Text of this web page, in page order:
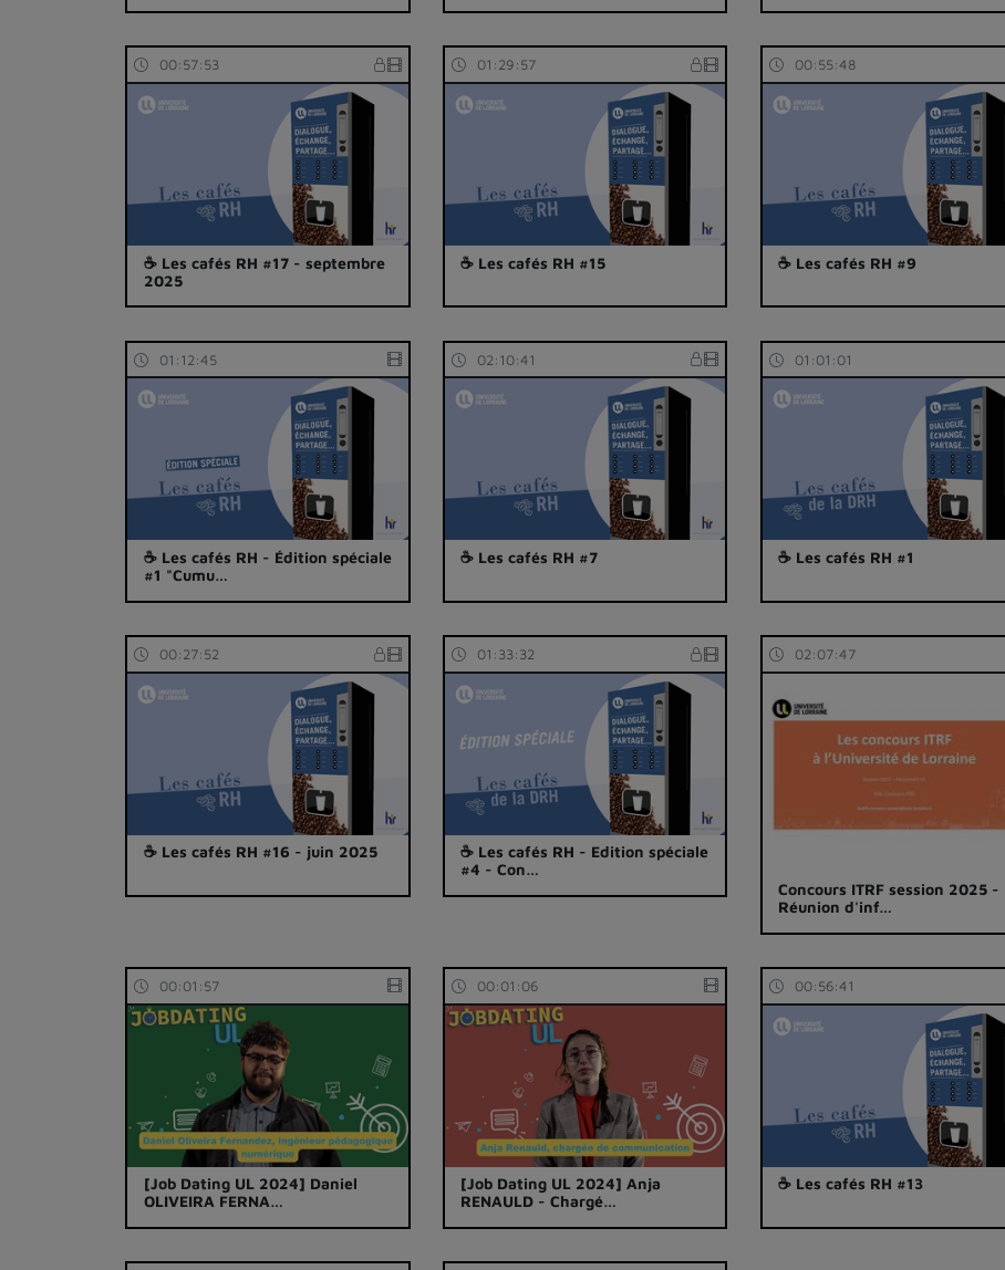
00:57:53
☕ Les cafés RH #17 - septembre
2025
01:29:57
☕ Les cafés RH #15
00:55:48
☕ Les cafés RH #9
01:12:45
☕ Les cafés RH - Édition spéciale
#1 "Cumu…
02:10:41
☕ Les cafés RH #7
01:01:01
☕ Les cafés RH #1
00:27:52
☕ Les cafés RH #16 - juin 2025
01:33:32
☕ Les cafés RH - Edition spéciale
#4 - Con…
02:07:47
Concours ITRF session 2025 -
Réunion d'inf…
00:01:57
[Job Dating UL 2024] Daniel
OLIVEIRA FERNA…
00:01:06
[Job Dating UL 2024] Anja
RENAULD - Chargé…
00:56:41
☕ Les cafés RH #13